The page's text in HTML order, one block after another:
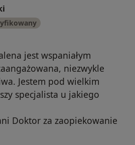
jest wspaniałym
niezwykle
Jestem pod wielkim
specjalista u jakiego
Doktor za zaopiekowanie